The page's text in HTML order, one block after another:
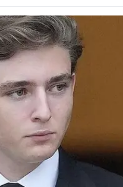
vorhanden):
oder Freizeitziel *:
angezeigt) *: